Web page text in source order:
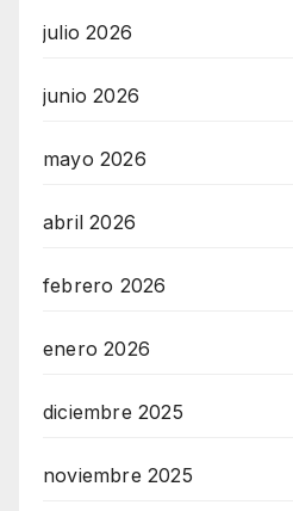
julio 2026
junio 2026
mayo 2026
abril 2026
febrero 2026
enero 2026
diciembre 2025
noviembre 2025